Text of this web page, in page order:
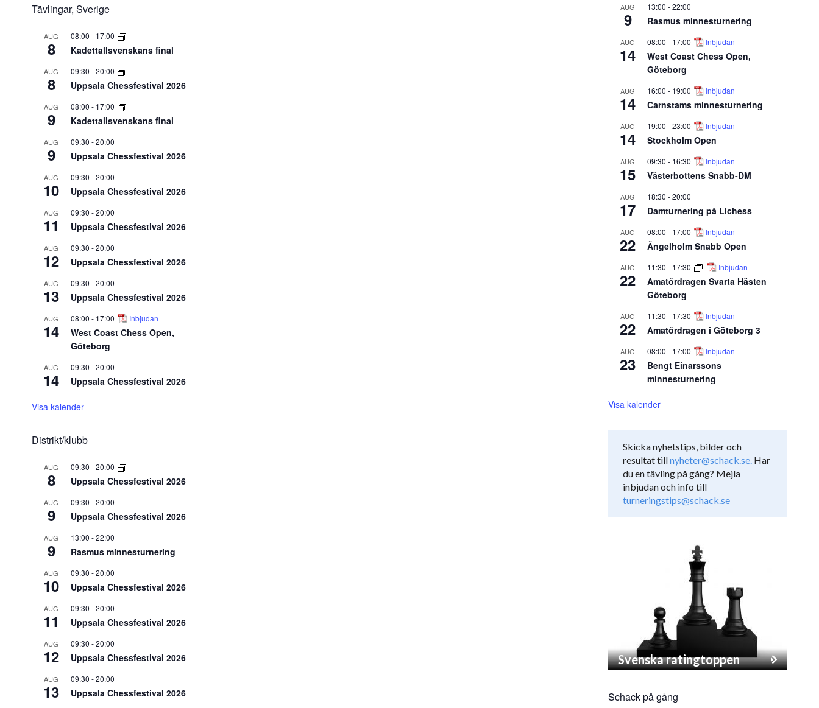
Tävlingar, Sverige
AUG
8
08:00 - 17:00
Kadettallsvenskans final
AUG
8
09:30 -20:00
Uppsala Chessfestival 2026
AUG
9
08:00 - 17:00
Kadettallsvenskans final
AUG
9
09:30 -20:00
Uppsala Chessfestival 2026
AUG
10
09:30 -20:00
Uppsala Chessfestival 2026
AUG
11
09:30 -20:00
Uppsala Chessfestival 2026
AUG
12
09:30 -20:00
Uppsala Chessfestival 2026
AUG
13
09:30 -20:00
Uppsala Chessfestival 2026
AUG
14
08:00 - 17:00 Inbjudan
West Coast Chess Open,
Göteborg
AUG
14
09:30 -20:00
Uppsala Chessfestival 2026
Visa kalender
Distrikt/klubb
AUG
8
09:30 -20:00
Uppsala Chessfestival 2026
AUG
9
09:30 -20:00
Uppsala Chessfestival 2026
AUG
9
13:00 -22:00
Rasmus minnesturnering
AUG
10
09:30 -20:00
Uppsala Chessfestival 2026
AUG
11
09:30 -20:00
Uppsala Chessfestival 2026
AUG
12
09:30 -20:00
Uppsala Chessfestival 2026
AUG
13
09:30 -20:00
Uppsala Chessfestival 2026
AUG
9
13:00 -22:00
Rasmus minnesturnering
AUG
14
08:00 - 17:00 Inbjudan
West Coast Chess Open,
Göteborg
AUG
14
16:00 - 19:00 Inbjudan
Carnstams minnesturnering
AUG
14
19:00 -23:00 Inbjudan
Stockholm Open
AUG
15
09:30 - 16:30 Inbjudan
Västerbottens Snabb-DM
AUG
17
18:30 -20:00
Damturnering på Lichess
AUG
22
08:00 - 17:00 Inbjudan
Ängelholm Snabb Open
AUG
22
11:30 - 17:30 Inbjudan
Amatördragen Svarta Hästen
Göteborg
AUG
22
11:30 - 17:30 Inbjudan
Amatördragen i Göteborg 3
AUG
23
08:00 - 17:00 Inbjudan
Bengt Einarssons
minnesturnering
Visa kalender
Skicka nyhetstips, bilder och
resultat tillnyheter@schack.se. Har
du en tävling på gång? Mejla
inbjudan och info till
turneringstips@schack.se
Svenska ratingtoppen
Schack på gång